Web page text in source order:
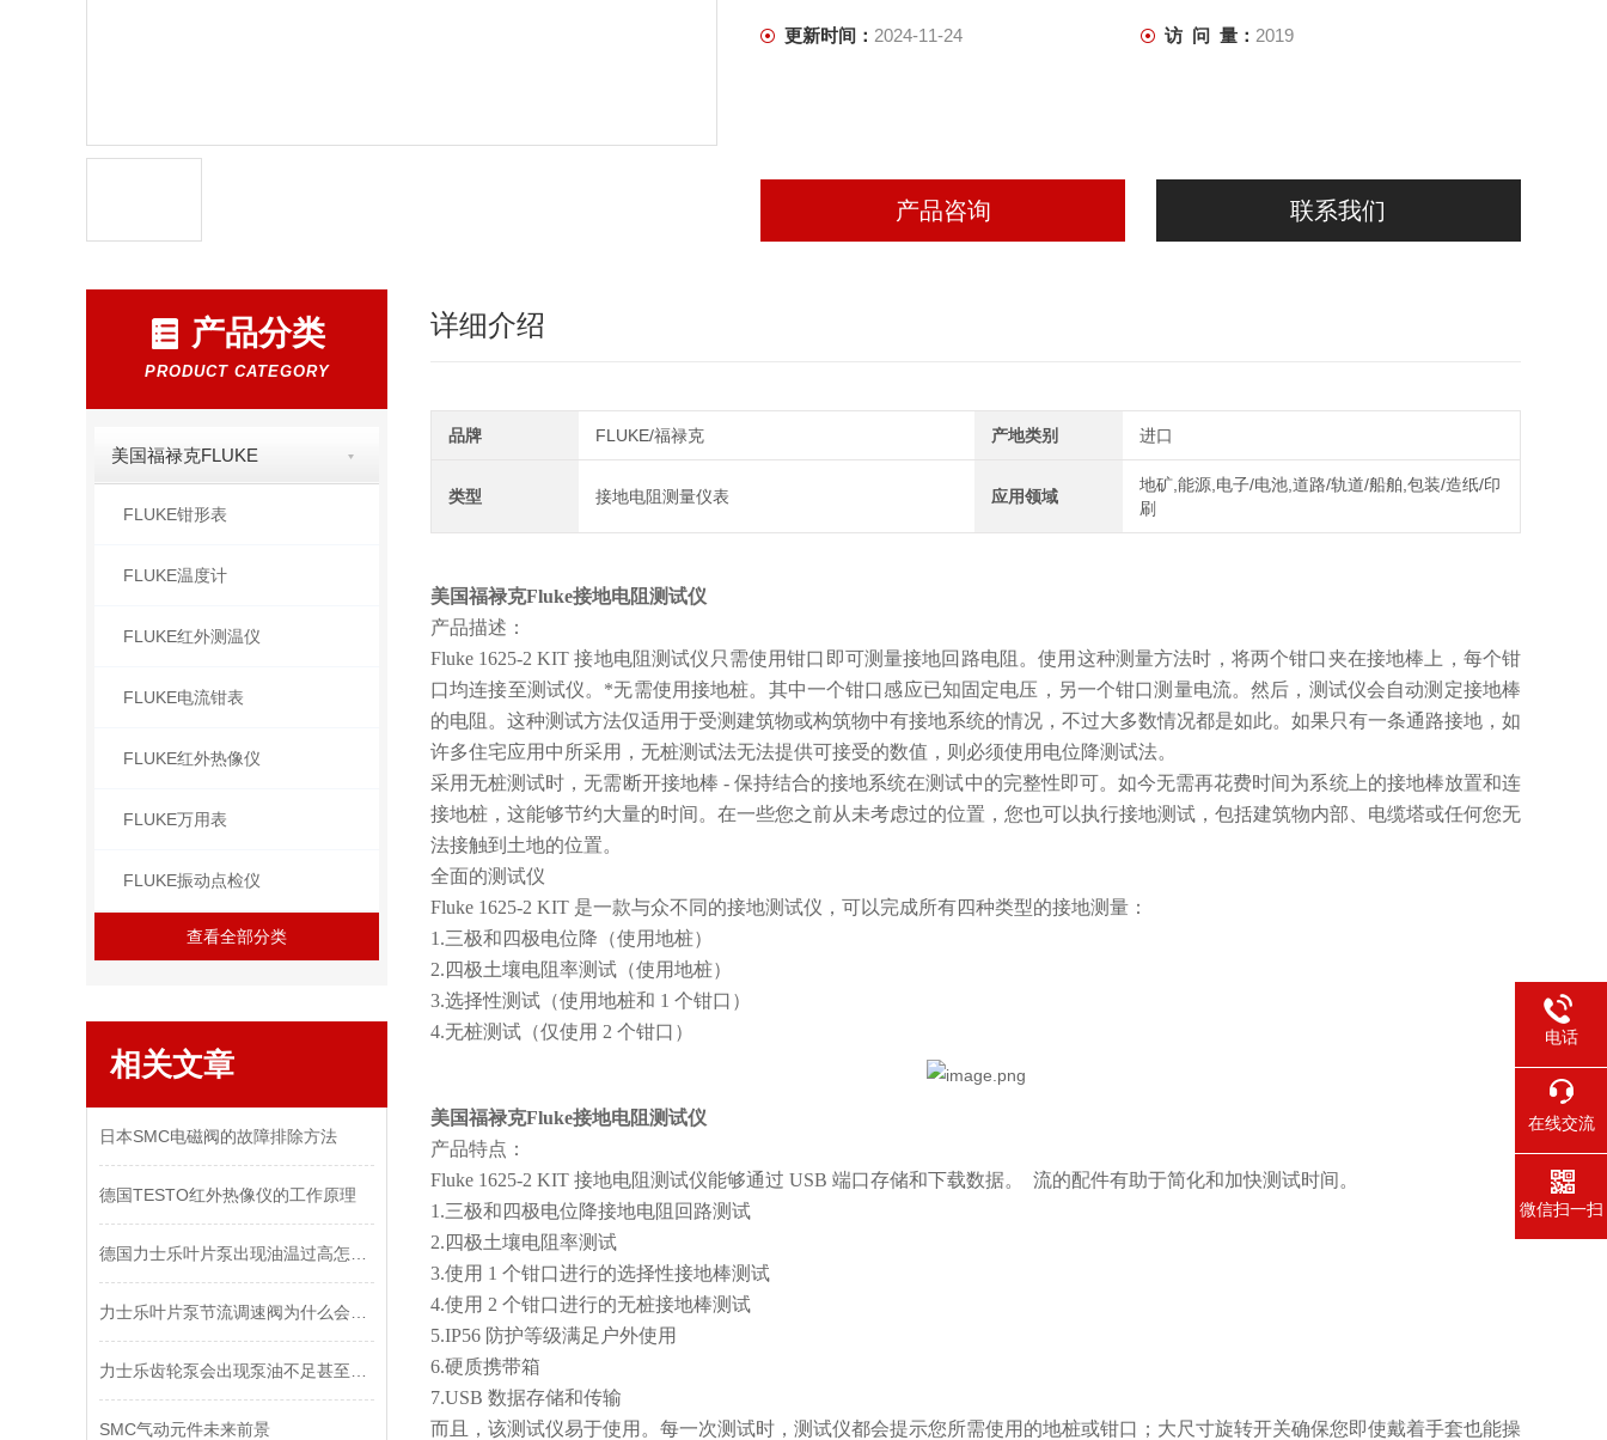
更新时间： 2024-11-24 访 问 量： 2019
产品咨询 联系我们
产品分类
PRODUCT CATEGORY
美国福禄克FLUKE
FLUKE钳形表
FLUKE温度计
FLUKE红外测温仪
FLUKE电流钳表
FLUKE红外热像仪
FLUKE万用表
FLUKE振动点检仪
查看全部分类
相关文章
日本SMC电磁阀的故障排除方法
德国TESTO红外热像仪的工作原理
SMC气动元件未来前景
详细介绍
品牌 FLUKE/福禄克 产地类别 进口
类型 接地电阻测量仪表 应用领域
地矿,能源,电子/电池,道路/轨道/船舶,包装/造纸/印
刷
美国福禄克Fluke接地电阻测试仪
产品描述：
Fluke 1625-2 KIT 接地电阻测试仪只需使用钳口即可测量接地回路电阻。使用这种测量方法时，将两个钳口夹在接地棒上，每个钳
口均连接至测试仪。*无需使用接地桩。其中一个钳口感应已知固定电压，另一个钳口测量电流。然后，测试仪会自动测定接地棒
的电阻。这种测试方法仅适用于受测建筑物或构筑物中有接地系统的情况，不过大多数情况都是如此。如果只有一条通路接地，如
许多住宅应用中所采用，无桩测试法无法提供可接受的数值，则必须使用电位降测试法。
采用无桩测试时，无需断开接地棒 - 保持结合的接地系统在测试中的完整性即可。如今无需再花费时间为系统上的接地棒放置和连
接地桩，这能够节约大量的时间。在一些您之前从未考虑过的位置，您也可以执行接地测试，包括建筑物内部、电缆塔或任何您无
法接触到土地的位置。
全面的测试仪
Fluke 1625-2 KIT 是一款与众不同的接地测试仪，可以完成所有四种类型的接地测量：
1.三极和四极电位降（使用地桩）
2.四极土壤电阻率测试（使用地桩）
3.选择性测试（使用地桩和 1 个钳口）
4.无桩测试（仅使用 2 个钳口）
美国福禄克Fluke接地电阻测试仪
产品特点：
Fluke 1625-2 KIT 接地电阻测试仪能够通过 USB 端口存储和下载数据。 流的配件有助于简化和加快测试时间。
1.三极和四极电位降接地电阻回路测试
2.四极土壤电阻率测试
3.使用 1 个钳口进行的选择性接地棒测试
4.使用 2 个钳口进行的无桩接地棒测试
5.IP56 防护等级满足户外使用
6.硬质携带箱
7.USB 数据存储和传输
而且，该测试仪易于使用。每一次测试时，测试仪都会提示您所需使用的地桩或钳口；大尺寸旋转开关确保您即使戴着手套也能操
电话
在线交流
微信扫一扫